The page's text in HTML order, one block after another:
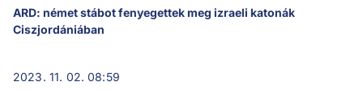
ARD: német stábot fenyegettek meg izraeli katonák
Ciszjordániában
2023. 11. 02. 08:59